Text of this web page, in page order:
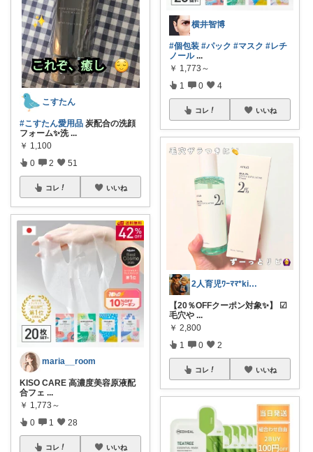
こすたん
#こすたん愛用品 炭配合の洗顔
フォーム✨洗 ...
￥ 1,100
0 2 51
コレ いいね
maria__room
KISO CARE 高濃度美容原液配
合フェ ...
￥ 1,773～
0 1 28
コレ いいね
横井智博
#個包装 #パック #マスク #レチ
ノール ...
￥ 1,773～
1 0 4
コレ いいね
2人育児ﾜｰﾏﾏ*kinakoomama
【20％OFFクーポン対象✨】 ☑︎
毛穴や ...
￥ 2,800
1 0 2
コレ いいね